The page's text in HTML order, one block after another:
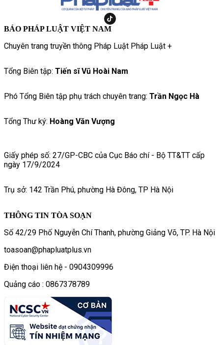
BÁO PHÁP LUẬT VIỆT NAM
Chuyên trang truyền thông Pháp Luật Pháp Luật +
Tổng Biên tập: Tiến sĩ Vũ Hoài Nam
Phó Tổng Biên tập phụ trách chuyên trang: Trần Ngọc Hà
Tổng Thư ký: Hoàng Văn Vượng
Giấy phép số: 27/GP-CBC của Cục Báo chí - Bộ TT&TT cấp
ngày 17/9/2024
Trụ sở: 142 Trần Phú, phường Hà Đông, TP Hà Nội
THÔNG TIN TÒA SOẠN
Số 42/29 Phố Nguyễn Chí Thanh, phường Giảng Võ, TP. Hà Nội
toasoan@phapluatplus.vn
Điện thoại liên hệ - 0904309996
Quảng cáo : 0867378789